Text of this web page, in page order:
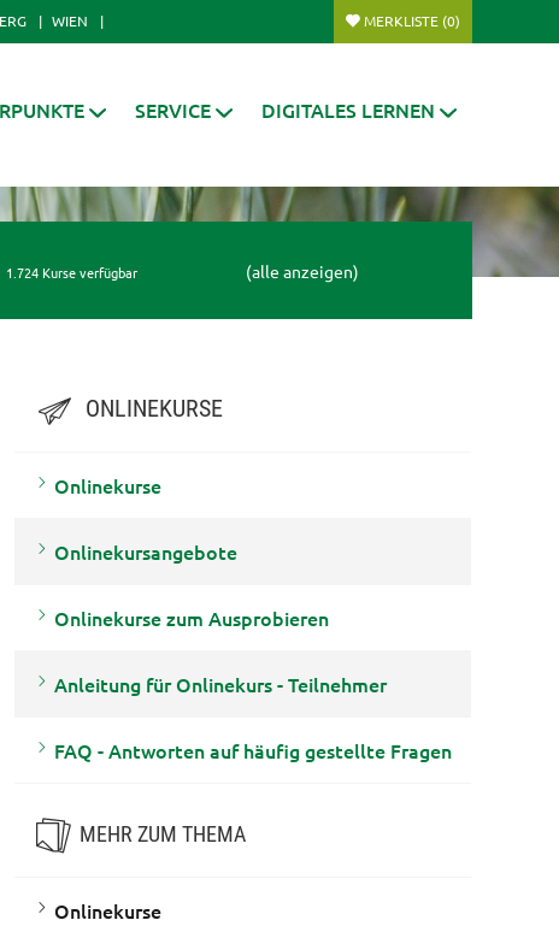
WIEN MERKLISTE (0)
SERVICE DIGITALES LERNEN
1.724 Kurse verfügbar (alle anzeigen)
ONLINEKURSE
Onlinekurse
Onlinekursangebote
Onlinekurse zum Ausprobieren
Anleitung für Onlinekurs - Teilnehmer
FAQ - Antworten auf häufig gestellte Fragen
MEHR ZUM THEMA
Onlinekurse